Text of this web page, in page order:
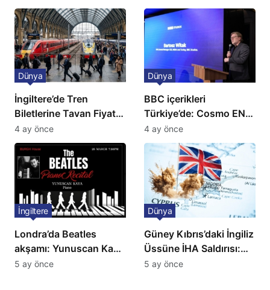
açıklama!
İngiltere’de Tren
Biletlerine Tavan Fiyat:
Ulaşımda Yeni
Düzenleme
Dünya
4 ay önce
BBC içerikleri
Türkiye’de: Cosmo EN
ve BBC Player yayında
Dünya
4 ay önce
Londra’da Beatles
akşamı: Yunuscan Kaya
klasik yorumuyla
İngiltere
5 ay önce
Güney Kıbrıs’daki İngiliz
Üssüne İHA Saldırısı:
Patlama, Sirenler ve
Dünya
5 ay önce